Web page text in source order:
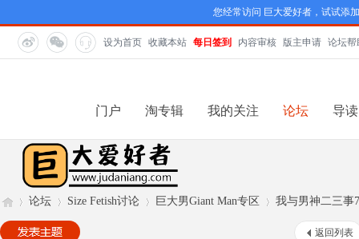
您经常访问 巨大爱好者，试试添
设为首页 收藏本站 每日签到 内容审核 版主申请 论坛帮
门户 淘专辑 我的关注 论坛 导读
论坛 Size Fetish讨论 巨大男Giant Man专区 我与男神二三事
返回列表